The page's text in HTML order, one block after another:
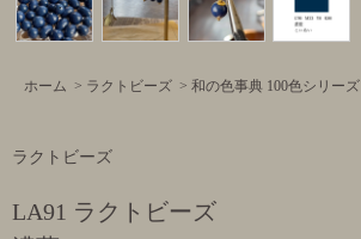
ホーム > ラクトビーズ > 和の色事典 100色シリーズ
ラクトビーズ
LA91 ラクトビーズ